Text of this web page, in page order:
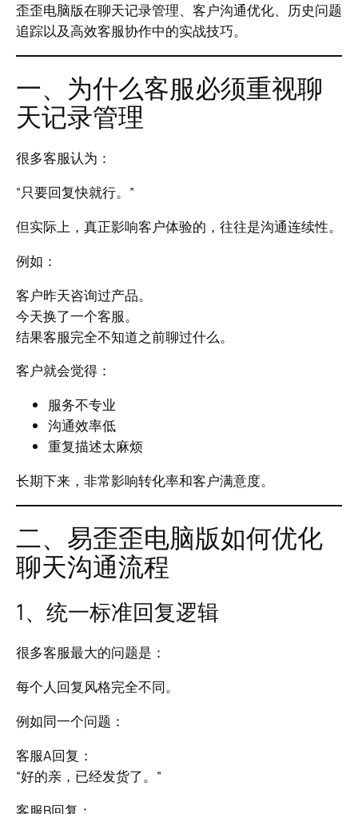
歪歪电脑版在聊天记录管理、客户沟通优化、历史问题
追踪以及高效客服协作中的实战技巧。
一、为什么客服必须重视聊
天记录管理
很多客服认为：
“只要回复快就行。”
但实际上，真正影响客户体验的，往往是沟通连续性。
例如：
客户昨天咨询过产品。
今天换了一个客服。
结果客服完全不知道之前聊过什么。
客户就会觉得：
服务不专业
沟通效率低
重复描述太麻烦
长期下来，非常影响转化率和客户满意度。
二、易歪歪电脑版如何优化
聊天沟通流程
1、统一标准回复逻辑
很多客服最大的问题是：
每个人回复风格完全不同。
例如同一个问题：
客服A回复：
“好的亲，已经发货了。”
客服B回复：